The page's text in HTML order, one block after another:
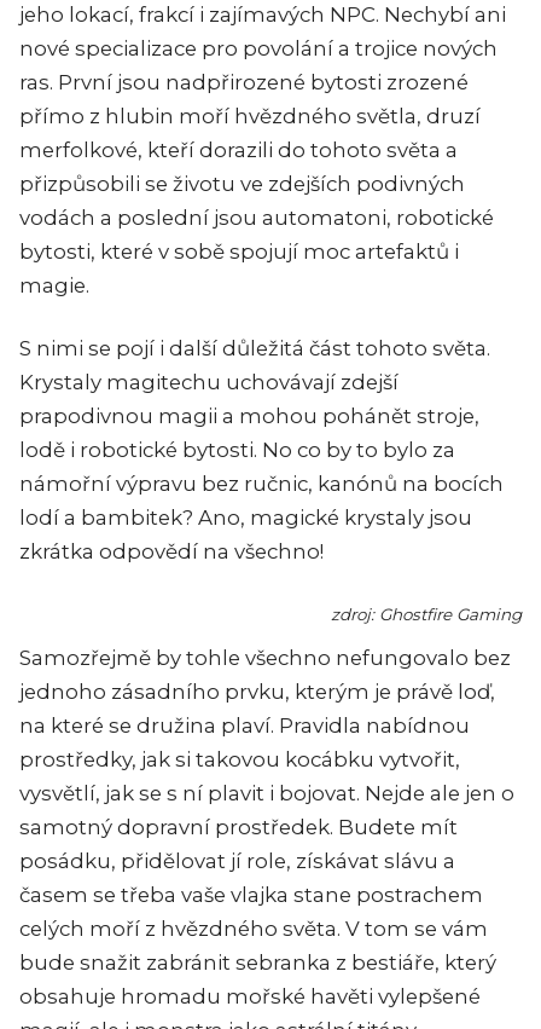
jeho lokací, frakcí i zajímavých NPC. Nechybí ani
nové specializace pro povolání a trojice nových
ras. První jsou nadpřirozené bytosti zrozené
přímo z hlubin moří hvězdného světla, druzí
merfolkové, kteří dorazili do tohoto světa a
přizpůsobili se životu ve zdejších podivných
vodách a poslední jsou automatoni, robotické
bytosti, které v sobě spojují moc artefaktů i
magie.
S nimi se pojí i další důležitá část tohoto světa.
Krystaly magitechu uchovávají zdejší
prapodivnou magii a mohou pohánět stroje,
lodě i robotické bytosti. No co by to bylo za
námořní výpravu bez ručnic, kanónů na bocích
lodí a bambitek? Ano, magické krystaly jsou
zkrátka odpovědí na všechno!
zdroj: Ghostfire Gaming
Samozřejmě by tohle všechno nefungovalo bez
jednoho zásadního prvku, kterým je právě loď,
na které se družina plaví. Pravidla nabídnou
prostředky, jak si takovou kocábku vytvořit,
vysvětlí, jak se s ní plavit i bojovat. Nejde ale jen o
samotný dopravní prostředek. Budete mít
posádku, přidělovat jí role, získávat slávu a
časem se třeba vaše vlajka stane postrachem
celých moří z hvězdného světa. V tom se vám
bude snažit zabránit sebranka z bestiáře, který
obsahuje hromadu mořské havěti vylepšené